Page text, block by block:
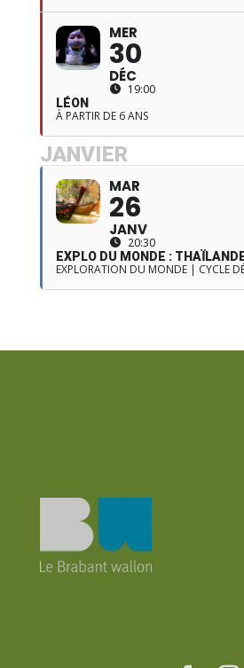
MER
30
DÉC
19:00
LÉON
À PARTIR DE 6 ANS
JANVIER
MAR
26
JANV
20:30
EXPLO DU MONDE :
EXPLORATION DU MONDE | CYCLE